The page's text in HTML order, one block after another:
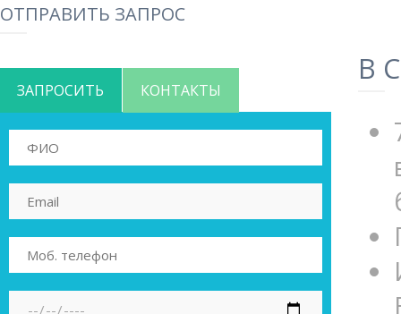
ОТПРАВИТЬ ЗАПРОС
ЗАПРОСИТЬ КОНТАКТЫ
В